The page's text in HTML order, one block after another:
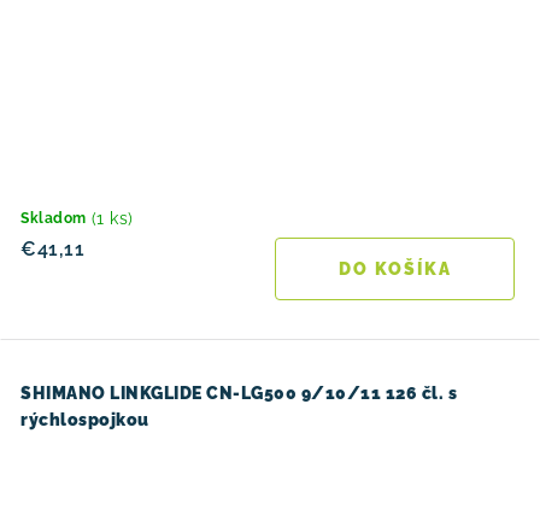
Skladom (1 ks)
€41,11
DO KOŠÍKA
SHIMANO LINKGLIDE CN-LG500 9/10/11 126 čl. s
rýchlospojkou